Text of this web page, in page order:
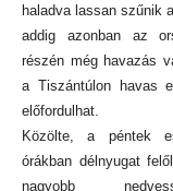
haladva lassan szűnik
addig azonban az
részén még havazás
a Tiszántúlon havas
előfordulhat.
Közölte, a péntek
órákban délnyugat
nagyobb